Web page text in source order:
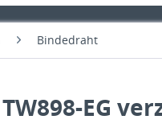
Bindedraht
EG